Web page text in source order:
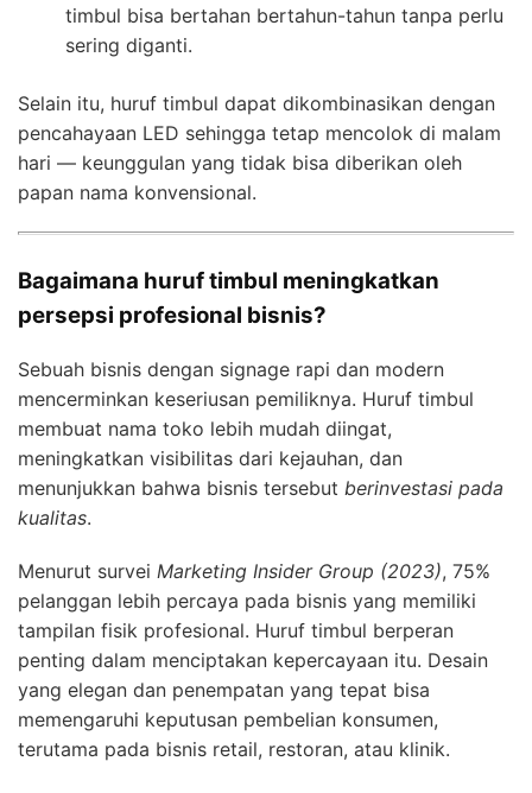
timbul bisa bertahan bertahun-tahun tanpa perlu
sering diganti.
Selain itu, huruf timbul dapat dikombinasikan dengan
pencahayaan LED sehingga tetap mencolok di malam
hari — keunggulan yang tidak bisa diberikan oleh
papan nama konvensional.
Bagaimana huruf timbul meningkatkan
persepsi profesional bisnis?
Sebuah bisnis dengan signage rapi dan modern
mencerminkan keseriusan pemiliknya. Huruf timbul
membuat nama toko lebih mudah diingat,
meningkatkan visibilitas dari kejauhan, dan
menunjukkan bahwa bisnis tersebut berinvestasi pada
kualitas.
Menurut survei Marketing Insider Group (2023), 75%
pelanggan lebih percaya pada bisnis yang memiliki
tampilan fisik profesional. Huruf timbul berperan
penting dalam menciptakan kepercayaan itu. Desain
yang elegan dan penempatan yang tepat bisa
memengaruhi keputusan pembelian konsumen,
terutama pada bisnis retail, restoran, atau klinik.